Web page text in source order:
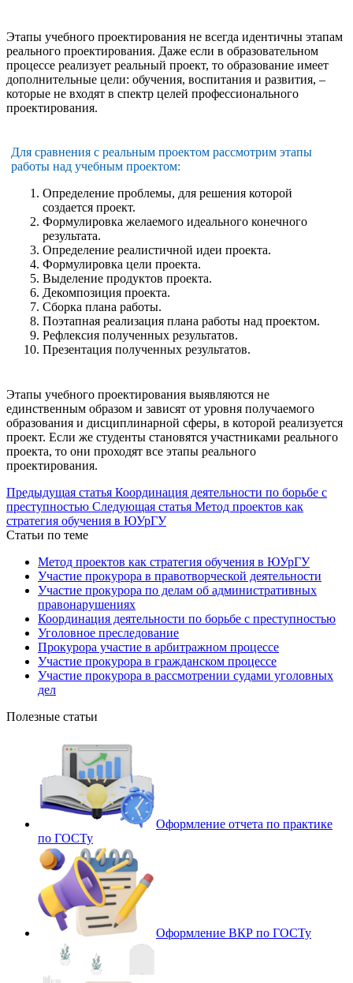
Этапы учебного проектирования не всегда идентичны этапам
реального проектирования. Даже если в образовательном
процессе реализует реальный проект, то образование имеет
дополнительные цели: обучения, воспитания и развития, –
которые не входят в спектр целей профессионального
проектирования.
Для сравнения с реальным проектом рассмотрим этапы
работы над учебным проектом:
Определение проблемы, для решения которой
создается проект.
Формулировка желаемого идеального конечного
результата.
Определение реалистичной идеи проекта.
Формулировка цели проекта.
Выделение продуктов проекта.
Декомпозиция проекта.
Сборка плана работы.
Поэтапная реализация плана работы над проектом.
Рефлексия полученных результатов.
Презентация полученных результатов.
Этапы учебного проектирования выявляются не
единственным образом и зависят от уровня получаемого
образования и дисциплинарной сферы, в которой реализуется
проект. Если же студенты становятся участниками реального
проекта, то они проходят все этапы реального
проектирования.
Предыдущая статья Координация деятельности по борьбе с
преступностью Следующая статья Метод проектов как
стратегия обучения в ЮУрГУ
Статьи по теме
Метод проектов как стратегия обучения в ЮУрГУ
Участие прокурора в правотворческой деятельности
Участие прокурора по делам об административных
правонарушениях
Координация деятельности по борьбе с преступностью
Уголовное преследование
Прокурора участие в арбитражном процессе
Участие прокурора в гражданском процессе
Участие прокурора в рассмотрении судами уголовных
дел
Полезные статьи
Оформление отчета по практике
по ГОСТу
Оформление ВКР по ГОСТу